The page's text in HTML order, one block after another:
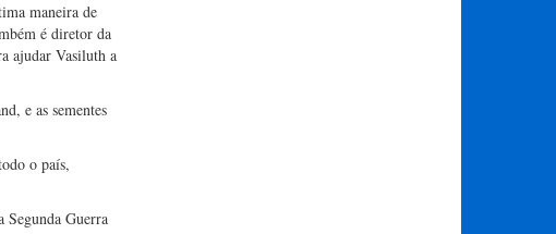
maneira de
é diretor da
ajudar Vasiluth a
e as sementes
o país,
Guerra